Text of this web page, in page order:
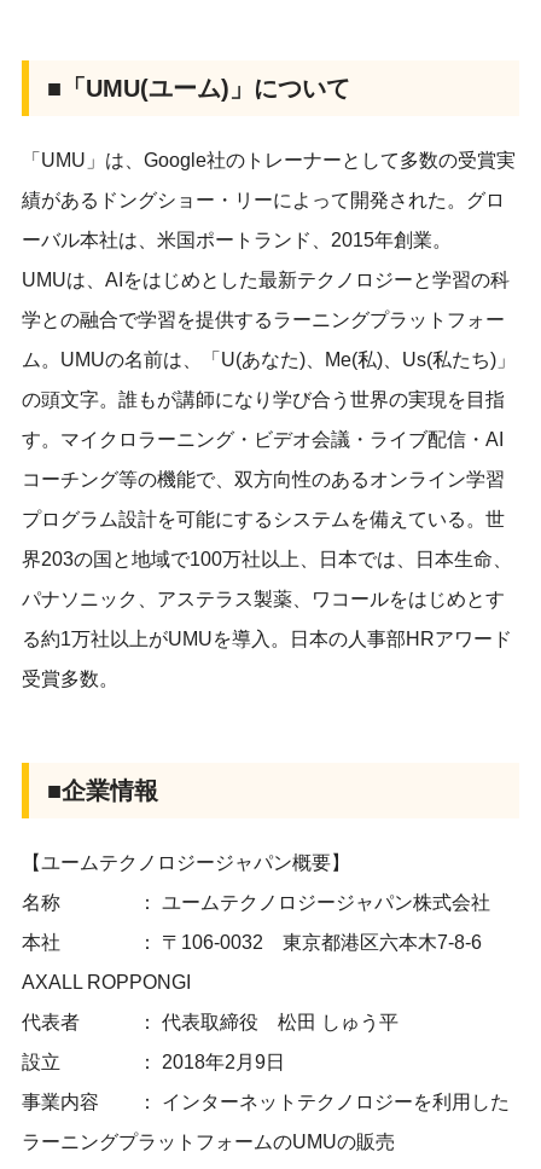
■「UMU(ユーム)」について
「UMU」は、Google社のトレーナーとして多数の受賞実
績があるドングショー・リーによって開発された。グロ
ーバル本社は、米国ポートランド、2015年創業。
UMUは、AIをはじめとした最新テクノロジーと学習の科
学との融合で学習を提供するラーニングプラットフォー
ム。UMUの名前は、「U(あなた)、Me(私)、Us(私たち)」
の頭文字。誰もが講師になり学び合う世界の実現を目指
す。マイクロラーニング・ビデオ会議・ライブ配信・AI
コーチング等の機能で、双方向性のあるオンライン学習
プログラム設計を可能にするシステムを備えている。世
界203の国と地域で100万社以上、日本では、日本生命、
パナソニック、アステラス製薬、ワコールをはじめとす
る約1万社以上がUMUを導入。日本の人事部HRアワード
受賞多数。
■企業情報
【ユームテクノロジージャパン概要】
名称 ： ユームテクノロジージャパン株式会社
本社 ： 〒106-0032 東京都港区六本木7-8-6
AXALL ROPPONGI
代表者 ： 代表取締役 松田 しゅう平
設立 ： 2018年2月9日
事業内容 ： インターネットテクノロジーを利用した
ラーニングプラットフォームのUMUの販売